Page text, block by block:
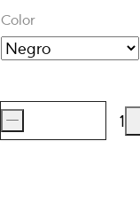
Color
SUDADERA
-